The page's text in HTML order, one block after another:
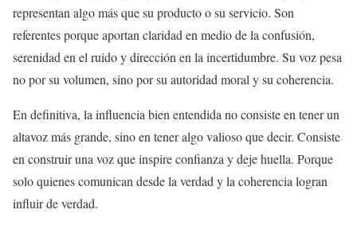
representan algo más que su producto o su servicio. Son
referentes porque aportan claridad en medio de la confusión,
serenidad en el ruido y dirección en la incertidumbre. Su voz pesa
no por su volumen, sino por su autoridad moral y su coherencia.
En definitiva, la influencia bien entendida no consiste en tener un
altavoz más grande, sino en tener algo valioso que decir. Consiste
en construir una voz que inspire confianza y deje huella. Porque
solo quienes comunican desde la verdad y la coherencia logran
influir de verdad.